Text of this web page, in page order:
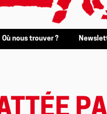
Où nous trouver ?